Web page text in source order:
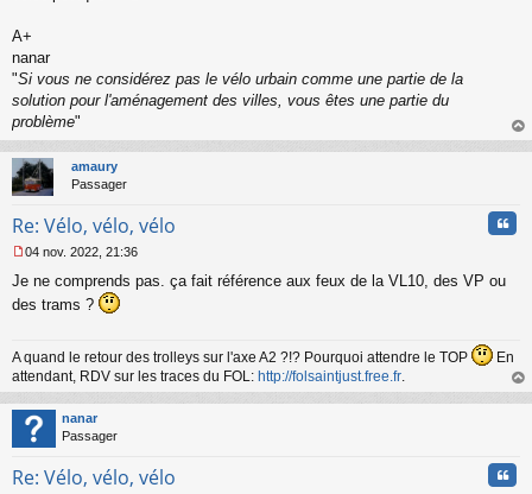
A+
nanar
"Si vous ne considérez pas le vélo urbain comme une partie de la
solution pour l'aménagement des villes, vous êtes une partie du
problème"
au
amaury
Passager
Re: Vélo, vélo, vélo
e
s
g
e
n
o
n
04 nov. 2022, 21:36
Je ne comprends pas. ça fait référence aux feux de la VL10, des VP ou
des trams ?
A quand le retour des trolleys sur l'axe A2 ?!? Pourquoi attendre le TOP
En
attendant, RDV sur les traces du FOL: http://folsaintjust.free.fr
au
nanar
Passager
Re: Vélo, vélo, vélo